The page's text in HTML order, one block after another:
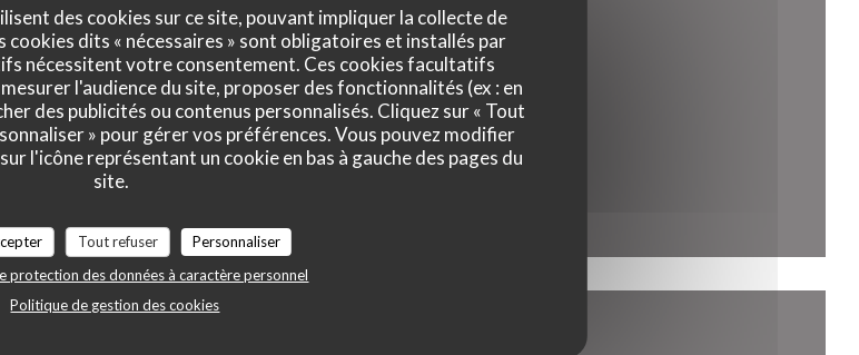
des cookies sur ce site, pouvant impliquer la collecte de
cookies dits « nécessaires » sont obligatoires et installés par
nécessitent votre consentement. Ces cookies facultatifs
l'audience du site, proposer des fonctionnalités (ex : en
des publicités ou contenus personnalisés. Cliquez sur « Tout
» pour gérer vos préférences. Vous pouvez modifier
l'icône représentant un cookie en bas à gauche des pages du
site.
Tout refuser
Personnaliser
protection des données à caractère personnel
Politique de gestion des cookies